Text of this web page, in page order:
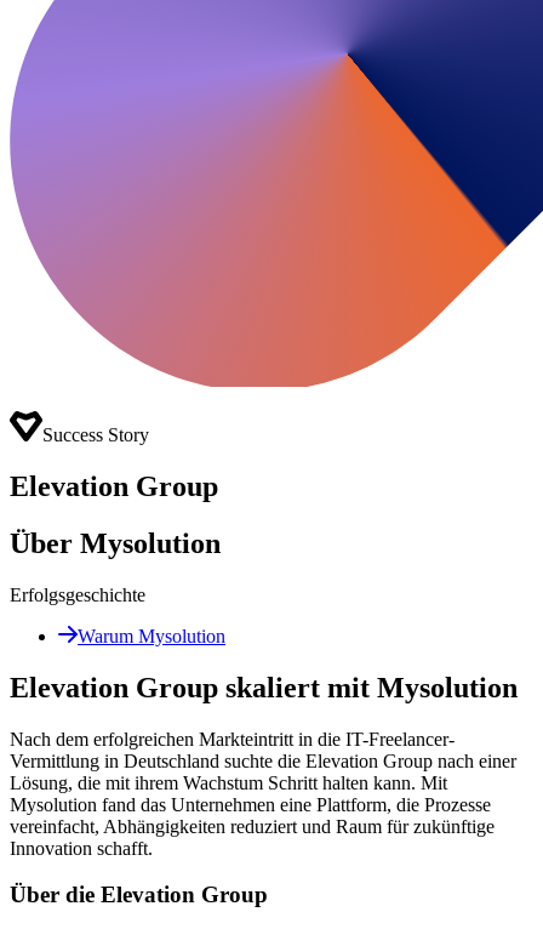
Success Story
Elevation Group
Über Mysolution
Erfolgsgeschichte
Warum Mysolution
Elevation Group skaliert mit Mysolution
Nach dem erfolgreichen Markteintritt in die IT-Freelancer-
Vermittlung in Deutschland suchte die Elevation Group nach einer
Lösung, die mit ihrem Wachstum Schritt halten kann. Mit
Mysolution fand das Unternehmen eine Plattform, die Prozesse
vereinfacht, Abhängigkeiten reduziert und Raum für zukünftige
Innovation schafft.
Über die Elevation Group